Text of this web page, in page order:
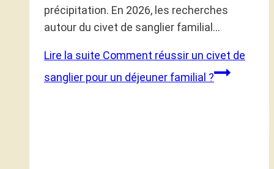
précipitation. En 2026, les recherches
autour du civet de sanglier familial…
Lire la suite Comment réussir un civet de
sanglier pour un déjeuner familial ?